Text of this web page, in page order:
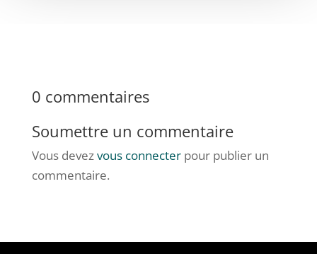
0 commentaires
Soumettre un commentaire
Vous devezvous connecterpour publier un
commentaire.